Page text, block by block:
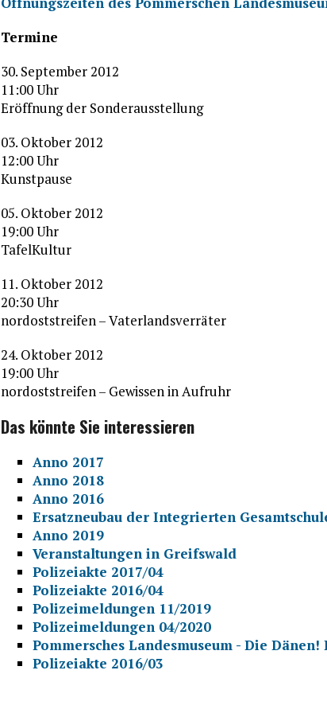
Termine
30. September 2012
11:00 Uhr
Eröffnung der Sonderausstellung
03. Oktober 2012
12:00 Uhr
Kunstpause
05. Oktober 2012
19:00 Uhr
TafelKultur
11. Oktober 2012
20:30 Uhr
nordoststreifen – Vaterlandsverräter
24. Oktober 2012
19:00 Uhr
nordoststreifen – Gewissen in Aufruhr
Das könnte Sie interessieren
Anno 2017
Anno 2018
Anno 2016
Ersatzneubau der Integrierten
Anno 2019
Veranstaltungen in Greifswald
Polizeiakte 2017/04
Polizeiakte 2016/04
Polizeimeldungen 11/2019
Polizeimeldungen 04/2020
Pommersches Landesmuseum - Die
Polizeiakte 2016/03